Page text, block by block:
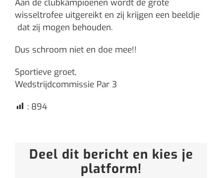
Aan de clubkampioenen wordt de grote
wisseltrofee uitgereikt en zij krijgen een beeldje
dat zij mogen behouden.
Dus schroom niet en doe mee!!
Sportieve groet,
Wedstrijdcommissie Par 3
: 894
Deel dit bericht en kies je
platform!